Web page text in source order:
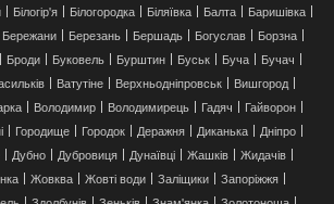
Білогір'я Білогородка Біляївка Балта
Баришівка
Бережани Березань Бершадь Богуслав
Борзна
Броди Буковель Бурштин Буськ Буча
Бучач
Ватутіне Верхньодніпровськ
Вишгород
Володимир Володимирець Гадяч
Гайворон
Городище Городок Деражня Диканька
Дніпро
Дубно Дубровиця Дунаївці Жашків
Жидачів
Жовква Жовті води Заліщики
Запоріжжя